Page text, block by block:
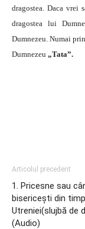
dragostea. Daca vrei
dragostea lui
Dumnezeu. Numai
Dumnezeu „Tata”.
Articolul precedent
1. Pricesne sau
bisericeşti din
Utreniei(slujbă de
(Audio)